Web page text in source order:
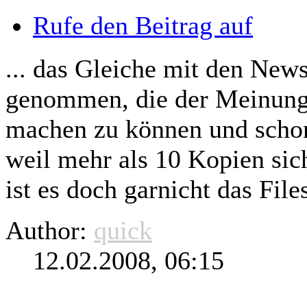
Rufe den Beitrag auf
... das Gleiche mit den
genommen, die der
machen zu können und
weil mehr als 10 Kopien
ist es doch garnicht das
Author: quick
12.02.2008, 06:15